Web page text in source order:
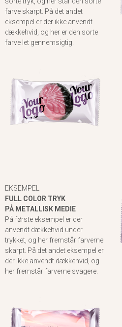
farve skarpt. På det andet
eksempel er der ikke anvendt
dækkehvid, og her er den sorte
farve let gennemsigtig.
EKSEMPEL
FULL COLOR TRYK
PÅ METALLISK MEDIE
På første eksempel er der
anvendt dækkehvid under
trykket, og her fremstår farverne
skarpt. På det andet eksempel er
der ikke anvendt dækkehvid, og
her fremstår farverne svagere.